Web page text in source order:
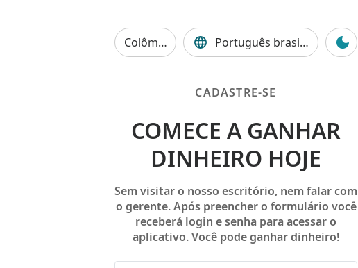
Colômbia Português brasileiro
CADASTRE-SE
COMECE A GANHAR
DINHEIRO HOJE
Sem visitar o nosso escritório, nem falar com
o gerente. Após preencher o formulário você
receberá login e senha para acessar o
aplicativo. Você pode ganhar dinheiro!